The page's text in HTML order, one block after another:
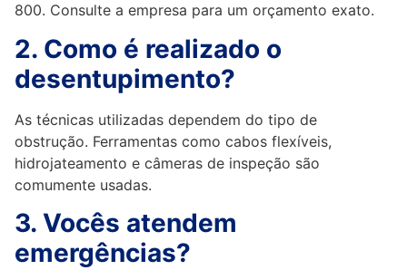
800. Consulte a empresa para um orçamento exato.
2. Como é realizado o
desentupimento?
As técnicas utilizadas dependem do tipo de
obstrução. Ferramentas como cabos flexíveis,
hidrojateamento e câmeras de inspeção são
comumente usadas.
3. Vocês atendem
emergências?